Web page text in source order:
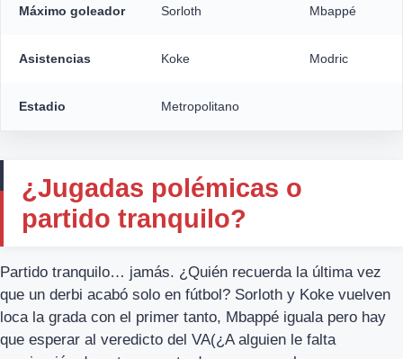
Máximo goleador Sorloth Mbappé
Asistencias Koke Modric
Estadio Metropolitano
¿Jugadas polémicas o
partido tranquilo?
Partido tranquilo… jamás. ¿Quién recuerda la última vez
que un derbi acabó solo en fútbol? Sorloth y Koke vuelven
loca la grada con el primer tanto, Mbappé iguala pero hay
que esperar al veredicto del VA(¿A alguien le falta